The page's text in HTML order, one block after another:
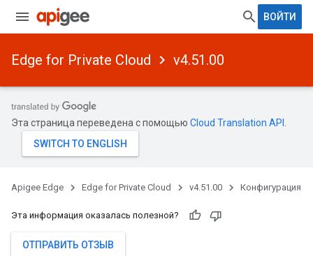
ВОЙТИ
Edge for Private Cloud v4.51.00
Эта страница переведена с помощью Cloud Translation API
Apigee Edge Edge for Private Cloud v4.51.00 Конфигурация
Эта информация оказалась полезной?
ОТПРАВИТЬ ОТЗЫВ